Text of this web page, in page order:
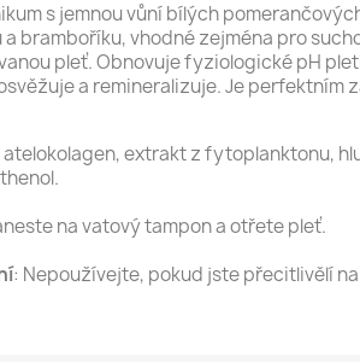
s jemnou vůní bílých
bramboříku, vhodné zejména pro
pleť. Obnovuje fyziologické pH
a remineralizuje. Je perfektním
atelokolagen, extrakt z fytoplanktonu,
na vatový tampon a otřete pleť.
: Nepoužívejte, pokud jste přecitlivělí